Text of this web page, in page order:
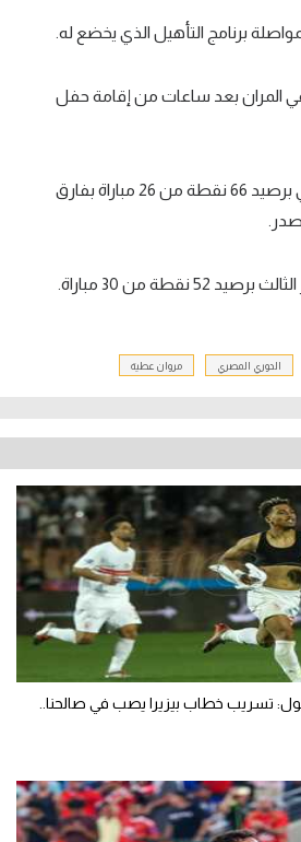
برنامج التأهيل الذي يخضع له.‏
المران بعد ساعات من إقامة حفل
ويحتل الأهلي المركز الثاني برصيد 66 نقطة من 26 مباراة بفارق
نقطة من 30 مباراة.
الدوري المصري مروان عطية
تسريب خطاب بيزيرا يصب في صالحنا..